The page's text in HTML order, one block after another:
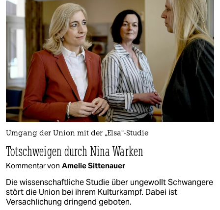
Umgang der Union mit der „Elsa“-Studie
Totschweigen durch Nina Warken
Kommentar von Amelie Sittenauer
Die wissenschaftliche Studie über ungewollt Schwangere
stört die Union bei ihrem Kulturkampf. Dabei ist
Versachlichung dringend geboten.